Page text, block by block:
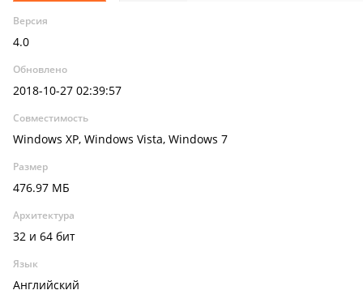
Версия
4.0
Обновлено
2018-10-27 02:39:57
Совместимость
Windows XP, Windows Vista, Windows 7
Размер
476.97 МБ
Архитектура
32 и 64 бит
Язык
Английский